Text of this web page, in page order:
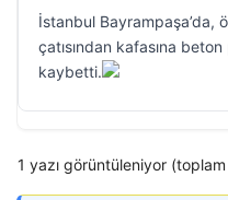
İstanbul Bayrampaşa’da,
çatısından kafasına beton
kaybetti.
1 yazı görüntüleniyor (toplam